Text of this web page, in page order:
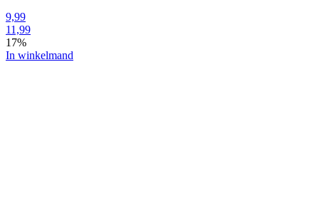
9,99
11,99
17%
In winkelmand